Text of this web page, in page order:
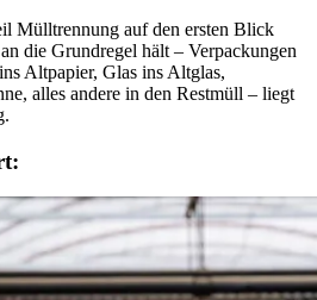
Mülltrennung auf den ersten Blick
die Grundregel hält – Verpackungen
Altpapier, Glas ins Altglas,
alles andere in den Restmüll – liegt